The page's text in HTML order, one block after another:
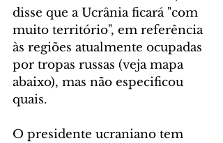
disse que a Ucrânia ficará "com
muito território", em referência
às regiões atualmente ocupadas
por tropas russas (veja mapa
abaixo), mas não especificou
quais.
O presidente ucraniano tem